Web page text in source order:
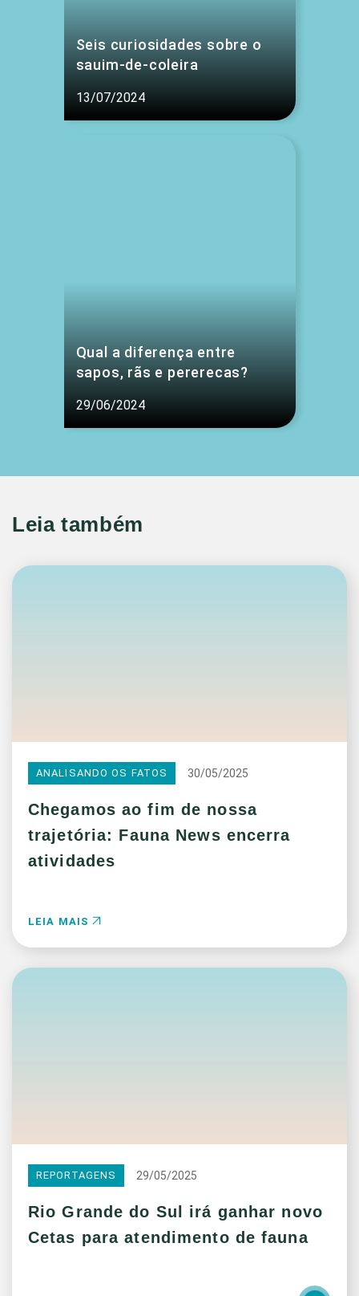
Seis curiosidades sobre o
sauim-de-coleira
13/07/2024
Qual a diferença entre
sapos, rãs e pererecas?
29/06/2024
Leia também
ANALISANDO OS FATOS 30/05/2025
Chegamos ao fim de nossa
trajetória: Fauna News encerra
atividades
LEIA MAIS
REPORTAGENS 29/05/2025
Rio Grande do Sul irá ganhar novo
Cetas para atendimento de fauna